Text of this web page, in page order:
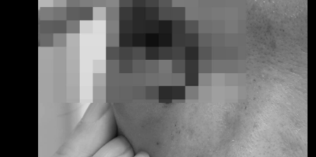
勢嚴重，老師已完成手術在家休養，日後會提
告，而教育局也已安排專人輔導該生。 據了
解，這名小六男同學剛要升國一，參加暑期輔導
課，當天上的是科學營，男同學在教室 內走
動，老師請他回座位坐好，他不予理會，老師說
了第2次，該名同學情緒變得很激動， 就拿起